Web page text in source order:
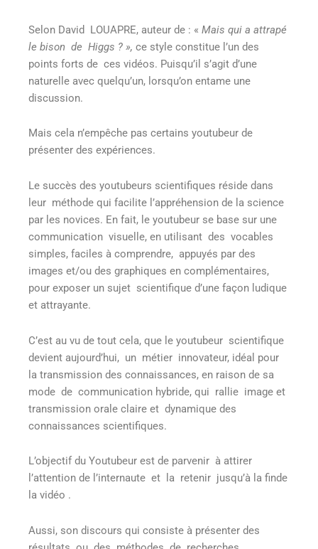
Selon David LOUAPRE, auteur de : « Mais qui a attrapé
le bison de Higgs ? », ce style constitue l’un des
points forts de ces vidéos. Puisqu’il s’agit d’une
naturelle avec quelqu’un, lorsqu’on entame une
discussion.
Mais cela n’empêche pas certains youtubeur de
présenter des expériences.
Le succès des youtubeurs scientifiques réside dans
leur méthode qui facilite l’appréhension de la science
par les novices. En fait, le youtubeur se base sur une
communication visuelle, en utilisant des vocables
simples, faciles à comprendre, appuyés par des
images et/ou des graphiques en complémentaires,
pour exposer un sujet scientifique d’une façon ludique
et attrayante.
C’est au vu de tout cela, que le youtubeur scientifique
devient aujourd’hui, un métier innovateur, idéal pour
la transmission des connaissances, en raison de sa
mode de communication hybride, qui rallie image et
transmission orale claire et dynamique des
connaissances scientifiques.
L’objectif du Youtubeur est de parvenir à attirer
l’attention de l’internaute et la retenir jusqu’à la finde
la vidéo .
Aussi, son discours qui consiste à présenter des